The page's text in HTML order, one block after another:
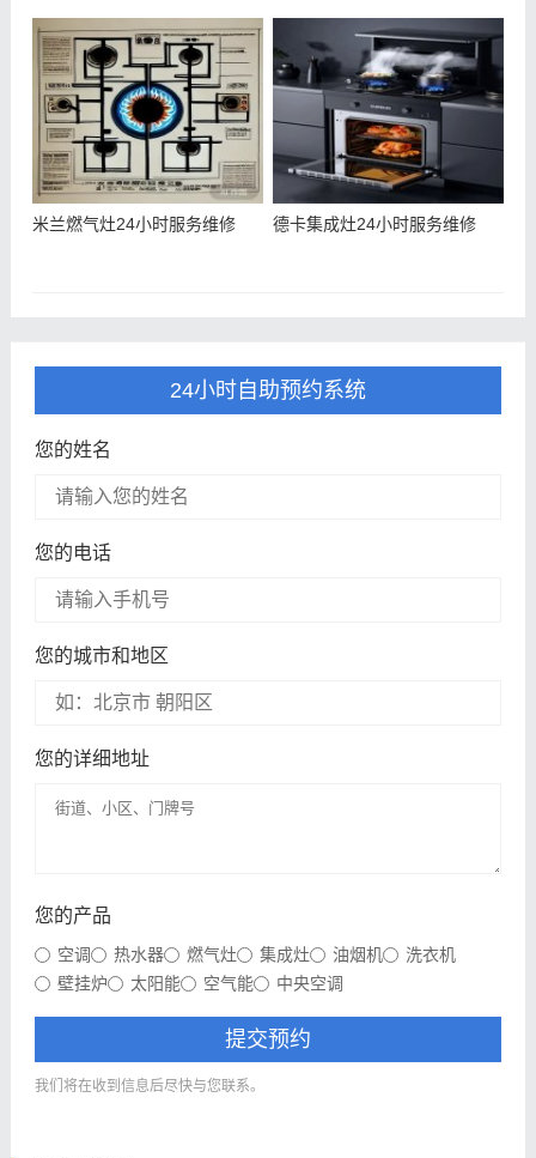
米兰燃气灶24小时服务维修 德卡集成灶24小时服务维修
24小时自助预约系统
您的姓名
您的电话
您的城市和地区
您的详细地址
您的产品
空调 热水器 燃气灶 集成灶 油烟机
洗衣机
壁挂炉
太阳能 空气能 中央空调
提交预约
我们将在收到信息后尽快与您联系。